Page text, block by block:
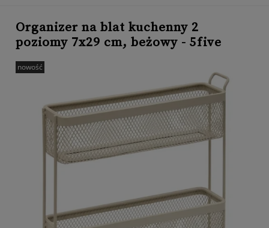
Organizer na blat kuchenny 2
poziomy 7x29 cm, beżowy - 5five
nowość